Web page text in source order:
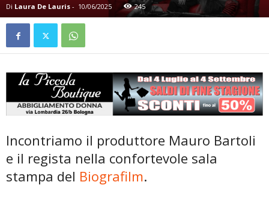
Di Laura De Lauris - 10/06/2025 245
Incontriamo il produttore Mauro Bartoli
e il regista nella confortevole sala
stampa del Biografilm.